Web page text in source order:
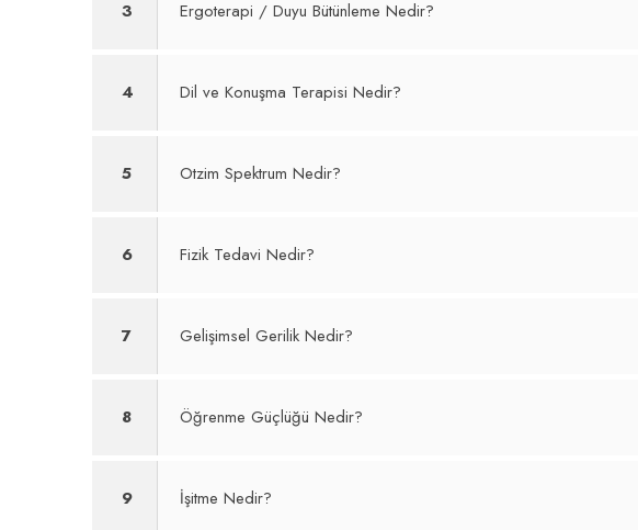
3 Ergoterapi / Duyu Bütünleme Nedir?
4 Dil ve Konuşma Terapisi Nedir?
5 Otzim Spektrum Nedir?
6 Fizik Tedavi Nedir?
7 Gelişimsel Gerilik Nedir?
8 Öğrenme Güçlüğü Nedir?
9 İşitme Nedir?